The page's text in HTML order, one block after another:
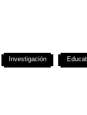
Investigación